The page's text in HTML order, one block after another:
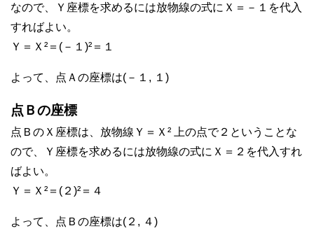
なので、Ｙ座標を求めるには放物線の式にＸ＝－１を代入
すればよい。
Ｙ＝Ｘ²＝(－１)²＝１
よって、点Ａの座標は(－１, １)
点Ｂの座標
点ＢのＸ座標は、放物線Ｙ＝Ｘ² 上の点で２ということな
ので、Ｙ座標を求めるには放物線の式にＸ＝２を代入すれ
ばよい。
Ｙ＝Ｘ²＝(２)²＝４
よって、点Ｂの座標は(２, ４)